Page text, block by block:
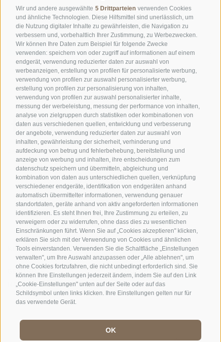
Wir und andere ausgewählte 5 Drittparteien verwenden Cookies
und ähnliche Technologien. Diese Hilfsmittel sind unerlässlich, um
die Nutzung digitaler Inhalte zu gewährleisten, die Navigation zu
verbessern und, vorbehaltlich Ihrer Zustimmung, zu Werbezwecken.
Wir können Ihre Daten zum Beispiel für folgende Zwecke
verwenden: speichern von oder zugriff auf informationen auf einem
endgerät, verwendung reduzierter daten zur auswahl von
werbeanzeigen, erstellung von profilen für personalisierte werbung,
verwendung von profilen zur auswahl personalisierter werbung,
erstellung von profilen zur personalisierung von inhalten,
verwendung von profilen zur auswahl personalisierter inhalte,
messung der werbeleistung, messung der performance von inhalten,
analyse von zielgruppen durch statistiken oder kombinationen von
daten aus verschiedenen quellen, entwicklung und verbesserung
der angebote, verwendung reduzierter daten zur auswahl von
inhalten, gewährleistung der sicherheit, verhinderung und
aufdeckung von betrug und fehlerbehebung, bereitstellung und
anzeige von werbung und inhalten, ihre entscheidungen zum
datenschutz speichern und übermitteln, abgleichung und
kombination von daten aus unterschiedlichen quellen, verknüpfung
verschiedener endgeräte, identifikation von endgeräten anhand
automatisch übermittelter informationen, verwendung genauer
standortdaten, geräte anhand von aktiv angeforderten informationen
identifizieren. Es steht Ihnen frei, Ihre Zustimmung zu erteilen, zu
verweigern oder zu widerrufen, ohne dass dies zu wesentlichen
Einschränkungen führt. Wenn Sie auf „Cookies akzeptieren" klicken,
erklären Sie sich mit der Verwendung von Cookies und ähnlichen
Tools einverstanden. Verwenden Sie die Schaltfläche „Einstellungen
verwalten", um Ihre Auswahl anzupassen oder „Alle ablehnen", um
ohne Cookies fortzufahren, die nicht unbedingt erforderlich sind. Sie
können Ihre Einstellungen jederzeit ändern, indem Sie auf den Link
„Cookie-Einstellungen" unten auf der Seite oder auf das
Schildsymbol unten links klicken. Ihre Einstellungen gelten nur für
das verwendete Gerät.
OK
©OpenStreetMapcontributors
AMT FÜR DEN NATIONALPARK STILFSERJOCH
SOCIAL-MEDIA-RICHTLINIEN | IMPRESSUM | SITEMAP | COOKIE-RICHTLINIE
PRIVACY | Cookie Präferenzen
KONTAKTE BESUCHERZENTREN
GEFÜHRTE
NATURERLEBNISSE
SCHULEN